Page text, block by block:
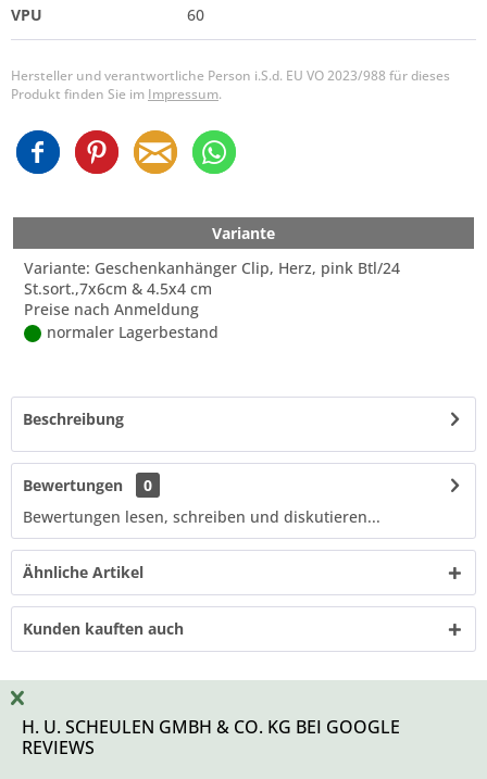
VPU
60
Hersteller und verantwortliche Person i.S.d. EU VO 2023/988 für dieses
Produkt finden Sie im Impressum.
Variante
Variante: Geschenkanhänger Clip, Herz, pink Btl/24
St.sort.,7x6cm & 4.5x4 cm
Preise nach Anmeldung
normaler Lagerbestand
Beschreibung
Bewertungen
0
Bewertungen lesen, schreiben und diskutieren...
Ähnliche Artikel
Kunden kauften auch
H. U. SCHEULEN GMBH & CO. KG BEI GOOGLE
REVIEWS